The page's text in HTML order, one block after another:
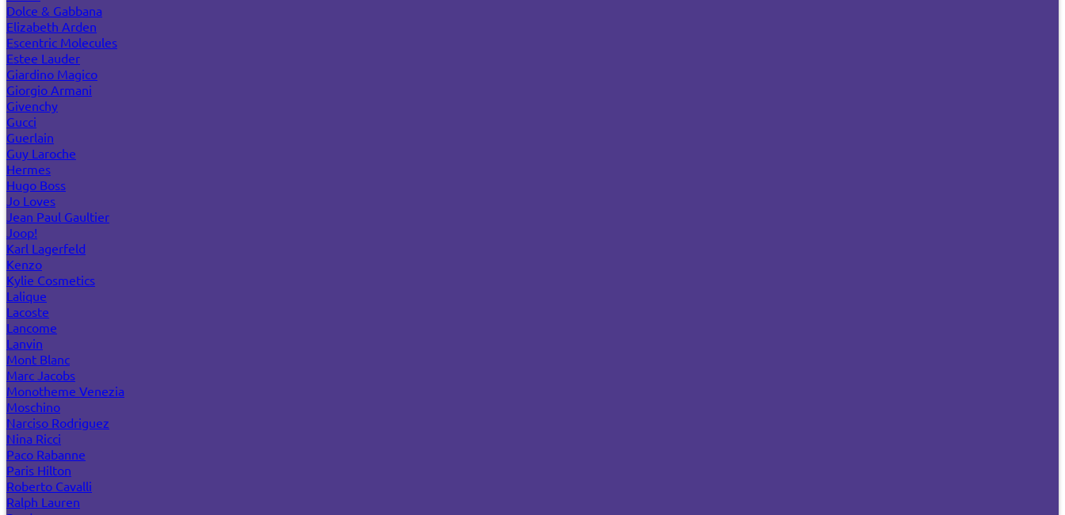
Dolce & Gabbana
Elizabeth Arden
Escentric Molecules
Estee Lauder
Giardino Magico
Giorgio Armani
Givenchy
Gucci
Guerlain
Guy Laroche
Hermes
Hugo Boss
Jo Loves
Jean Paul Gaultier
Joop!
Karl Lagerfeld
Kenzo
Kylie Cosmetics
Lalique
Lacoste
Lancome
Lanvin
Mont Blanc
Marc Jacobs
Monotheme Venezia
Moschino
Narciso Rodriguez
Nina Ricci
Paco Rabanne
Paris Hilton
Roberto Cavalli
Ralph Lauren